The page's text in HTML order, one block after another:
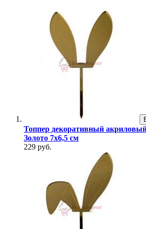
Топпер декоративный
Золото 7х6,5 см
229 руб.